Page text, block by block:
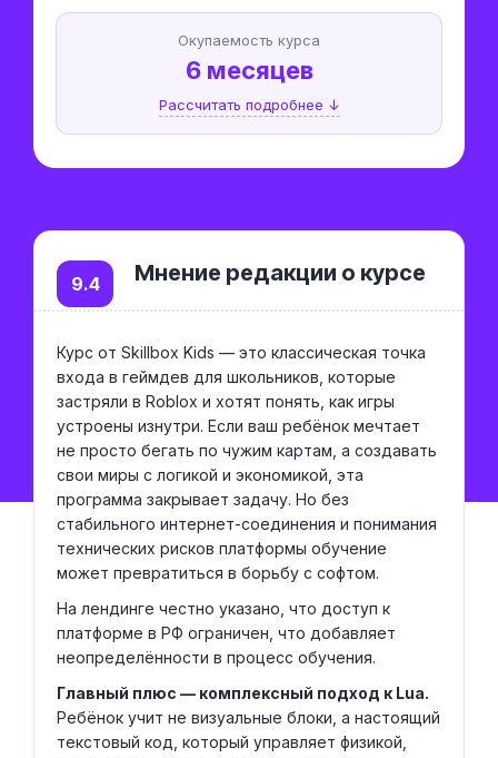
Окупаемость курса
6 месяцев
Рассчитать подробнее ↓
Мнение редакции о курсе
9.4
Курс от Skillbox Kids — это классическая точка
входа в геймдев для школьников, которые
застряли в Roblox и хотят понять, как игры
устроены изнутри. Если ваш ребёнок мечтает
не просто бегать по чужим картам, а создавать
свои миры с логикой и экономикой, эта
программа закрывает задачу. Но без
стабильного интернет-соединения и понимания
технических рисков платформы обучение
может превратиться в борьбу с софтом.
На лендинге честно указано, что доступ к
платформе в РФ ограничен, что добавляет
неопределённости в процесс обучения.
Главный плюс — комплексный подход к Lua.
Ребёнок учит не визуальные блоки, а настоящий
текстовый код, который управляет физикой,